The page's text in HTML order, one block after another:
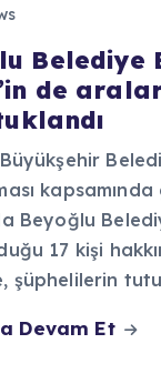
Belediye
de
kapsamında
Beyoğlu
17 kişi
şüphelilerin
Devam Et